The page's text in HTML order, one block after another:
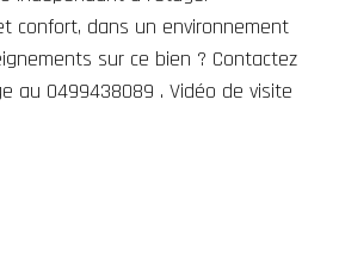
confort, dans un environnement
sur ce bien ? Contactez
au 0499438089 . Vidéo de visite